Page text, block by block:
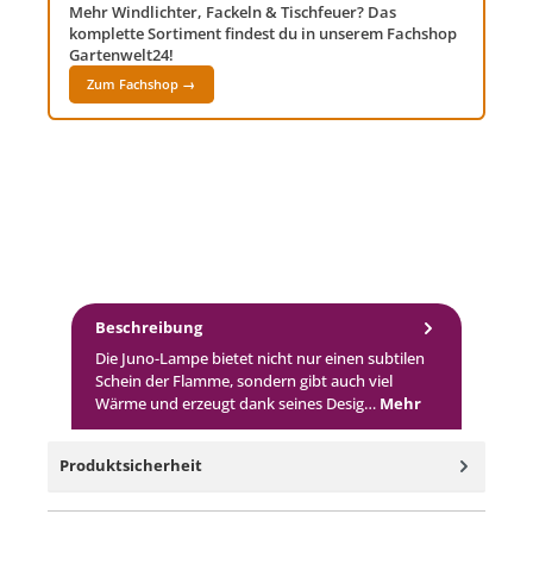
Mehr Windlichter, Fackeln & Tischfeuer? Das
komplette Sortiment findest du in unserem Fachshop
Gartenwelt24!
Zum Fachshop →
Beschreibung
Die Juno-Lampe bietet nicht nur einen subtilen
Schein der Flamme, sondern gibt auch viel
Wärme und erzeugt dank seines Desig… Mehr
Produktsicherheit